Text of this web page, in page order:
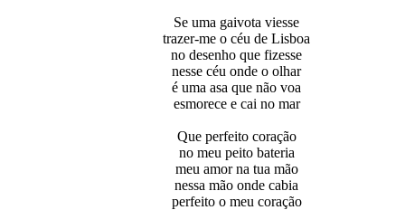
Se uma gaivota viesse
trazer-me o céu de Lisboa
no desenho que fizesse
nesse céu onde o olhar
é uma asa que não voa
esmorece e cai no mar
Que perfeito coração
no meu peito bateria
meu amor na tua mão
nessa mão onde cabia
perfeito o meu coração